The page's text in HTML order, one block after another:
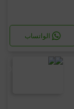
الواتساب